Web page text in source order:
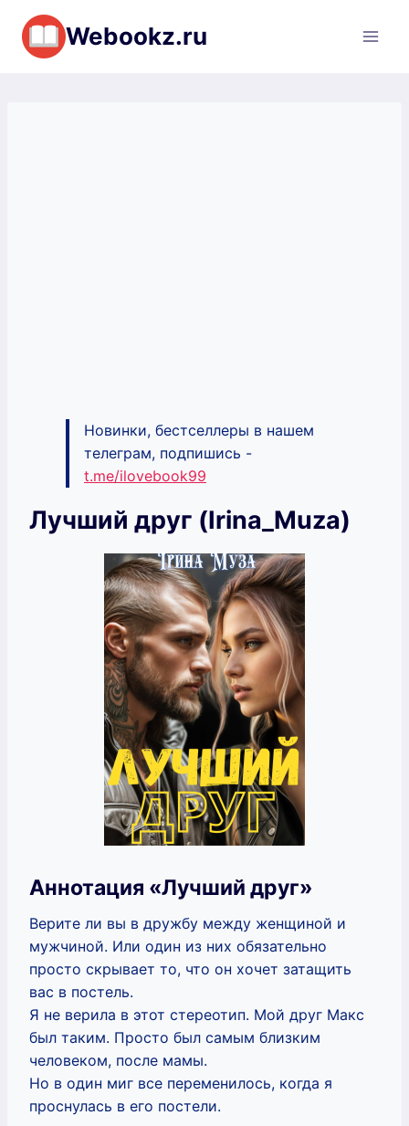
Перейти
содержимому
Webookz.ru
Новинки, бестселлеры в нашем
телеграм, подпишись -
t.me/ilovebook99
Лучший друг (Irina_Muza)
Аннотация «Лучший друг»
Верите ли вы в дружбу между женщиной и
мужчиной. Или один из них обязательно
просто скрывает то, что он хочет затащить
вас в постель.
Я не верила в этот стереотип. Мой друг Макс
был таким. Просто был самым близким
человеком, после мамы.
Но в один миг все переменилось, когда я
проснулась в его постели.